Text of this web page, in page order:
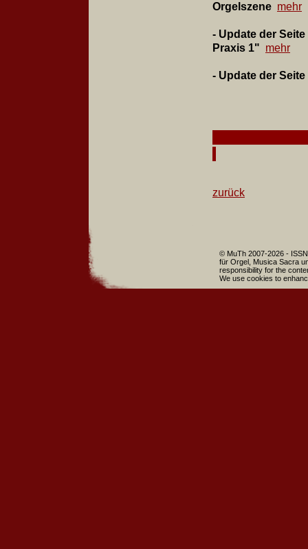
Orgelszene mehr
- Update der
Praxis 1" mehr
- Update der
zurück
© MuTh 2007-2026 -
für Orgel, Musica Sacra
responsibility for the
We use cookies to